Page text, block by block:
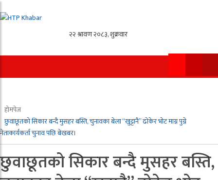
होमपेज
छुवाछूतको सिकार बन्दै मुसहर बस्ति, चुनावका बेला “खुट्टानै” ढोकेर भोट माग्न पुग्ने
नेताकार्यकर्ता चुनाव पछि बेखबर।
छुवाछूतको सिकार बन्दै मुसहर बस्ति,